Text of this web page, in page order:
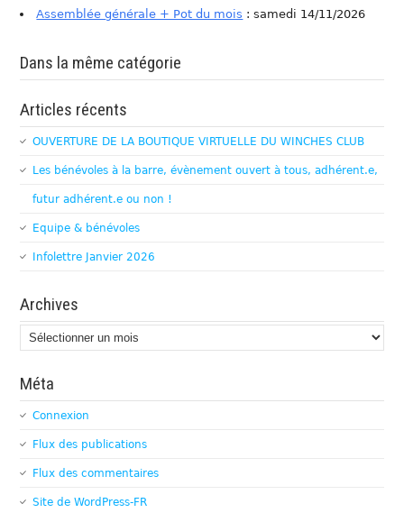
Assemblée générale + Pot du mois : samedi 14/11/2026
Dans la même catégorie
Articles récents
OUVERTURE DE LA BOUTIQUE VIRTUELLE DU WINCHES CLUB
Les bénévoles à la barre, évènement ouvert à tous, adhérent.e,
futur adhérent.e ou non !
Equipe & bénévoles
Infolettre Janvier 2026
Archives
Archives
Méta
Connexion
Flux des publications
Flux des commentaires
Site de WordPress-FR